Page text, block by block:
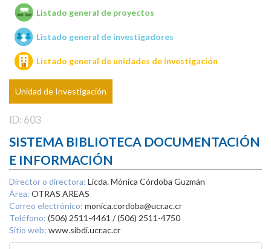
Unidades de investigación
Listado general de proyectos
Listado general de investigadores
Listado general de unidades de investigación
Unidad de Investigación
ID: 603
SISTEMA BIBLIOTECA DOCUMENTACIÓN
E INFORMACIÓN
Director o directora: Licda. Mónica Córdoba Guzmán
Área: OTRAS AREAS
Correo electrónico: monica.cordoba@ucr.ac.cr
Teléfono: (506) 2511-4461 / (506) 2511-4750
Sitio web: www.sibdi.ucr.ac.cr